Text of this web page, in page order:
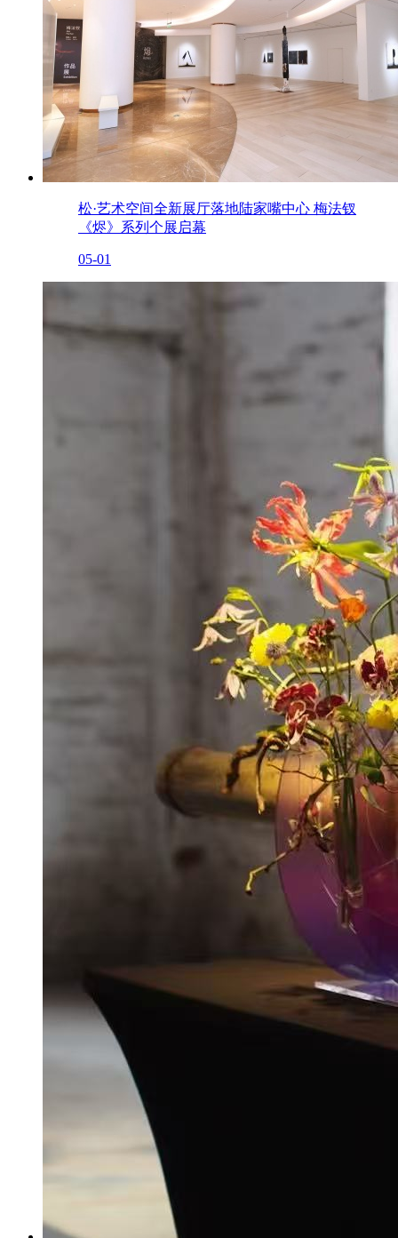
松·艺术空间全新展厅落地陆家嘴中心 梅法钗
《烬》系列个展启幕
05-01